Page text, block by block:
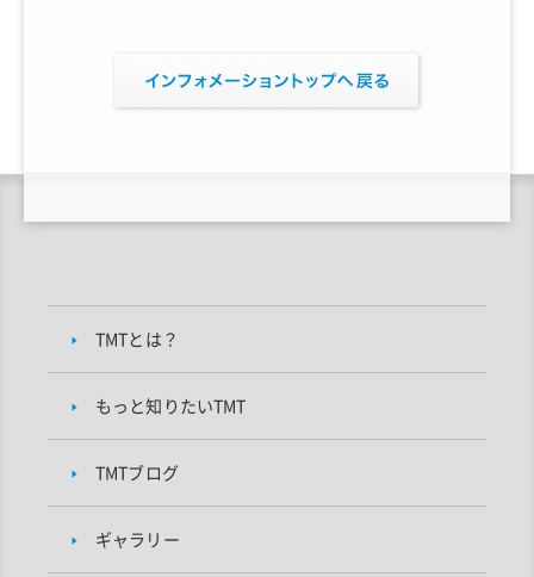
TMTとは？
もっと知りたいTMT
TMTブログ
ギャラリー